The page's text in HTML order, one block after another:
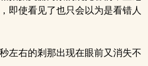
即使看见了也只会以为是看错人
左右的剎那出现在眼前又消失不